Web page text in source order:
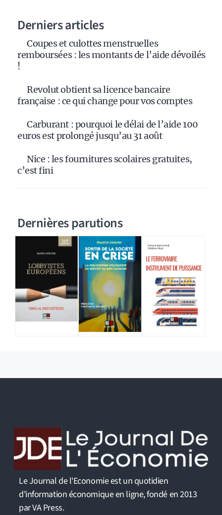
Derniers articles
Coupes et culottes menstruelles
remboursées : les montants de l’aide dévoilés
!
Revolut obtient sa licence bancaire
française : ce qui change pour vos comptes
Carburant : pourquoi le délai de l’aide 100
euros est prolongé jusqu’au 31 août
Nice : les fournitures scolaires gratuites,
c’est fini
Dernières parutions
Le Journal de l'Economie est un quotidien
d'information économique en ligne, fondé en 2013
par VA Press.